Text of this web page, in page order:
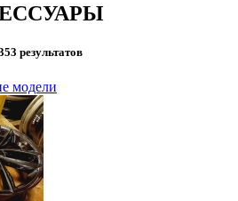
результатов
модели